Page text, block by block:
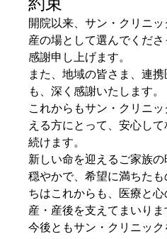
開院以来、サン・クリニ
産の場として選んでくだ
感謝申し上げます。
また、地域の皆さま、連
も、深く感謝いたします。
これからもサン・クリニ
える方にとって、安心し
続けます。
新しい命を迎えるご家族の
穏やかで、希望に満ちた
ちはこれからも、医療と
産・産後を支えてまいりま
今後ともサン・クリニッ